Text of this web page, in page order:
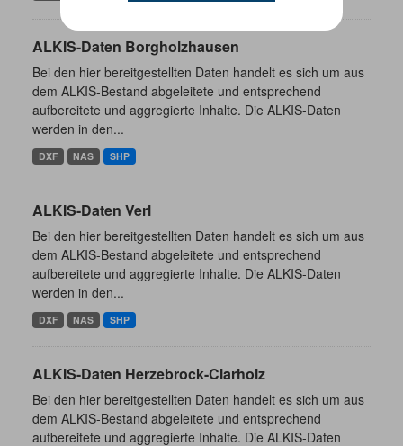
ALKIS-Daten Borgholzhausen
Bei den hier bereitgestellten Daten handelt es sich um aus
dem ALKIS-Bestand abgeleitete und entsprechend
aufbereitete und aggregierte Inhalte. Die ALKIS-Daten
werden in den...
DXF NAS SHP
ALKIS-Daten Verl
Bei den hier bereitgestellten Daten handelt es sich um aus
dem ALKIS-Bestand abgeleitete und entsprechend
aufbereitete und aggregierte Inhalte. Die ALKIS-Daten
werden in den...
DXF NAS SHP
ALKIS-Daten Herzebrock-Clarholz
Bei den hier bereitgestellten Daten handelt es sich um aus
dem ALKIS-Bestand abgeleitete und entsprechend
aufbereitete und aggregierte Inhalte. Die ALKIS-Daten